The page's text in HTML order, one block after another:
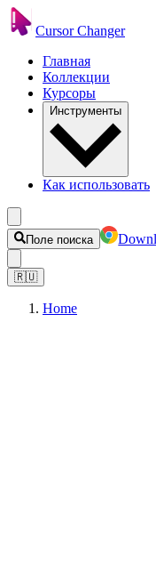
Cursor Changer
Главная
Коллекции
Курсоры
Инструменты
Как использовать
Поле поиска
🇷🇺
Home